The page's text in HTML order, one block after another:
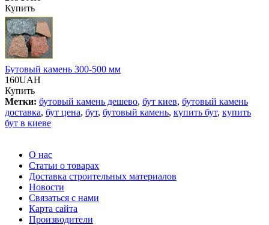
Купить
Бутовый камень 300-500 мм
160UAH
Купить
Метки: бутовый камень дешево, бут киев, бутовый камень
доставка, бут цена, бут, бутовый камень, купить бут, купить
бут в киеве
О нас
Статьи о товарах
Доставка строительных материалов
Новости
Связаться с нами
Карта сайта
Производители